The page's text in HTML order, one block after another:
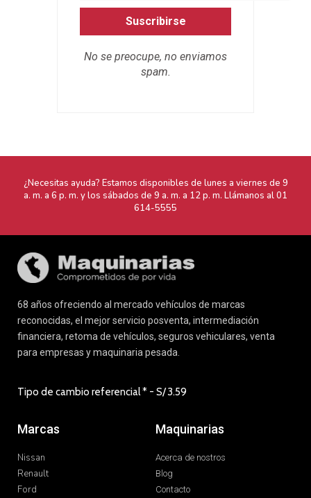
Suscribirse
No se preocupe, no enviamos
spam.
¿Necesitas ayuda? Estamos disponibles de lunes a viernes de 9
a. m. a 6 p. m. y los sábados de 9 a. m. a 12 p. m. Llámanos al01
614-5555
68 años ofreciendo al mercado vehículos de marcas
reconocidas, el mejor servicio posventa, intermediación
financiera, retoma de vehículos, seguros vehiculares, venta
para empresas y maquinaria pesada.
Tipo de cambio referencial * - S/3.59
Marcas
Nissan
Renault
Ford
Maquinarias
Acerca de nostros
Blog
Contacto